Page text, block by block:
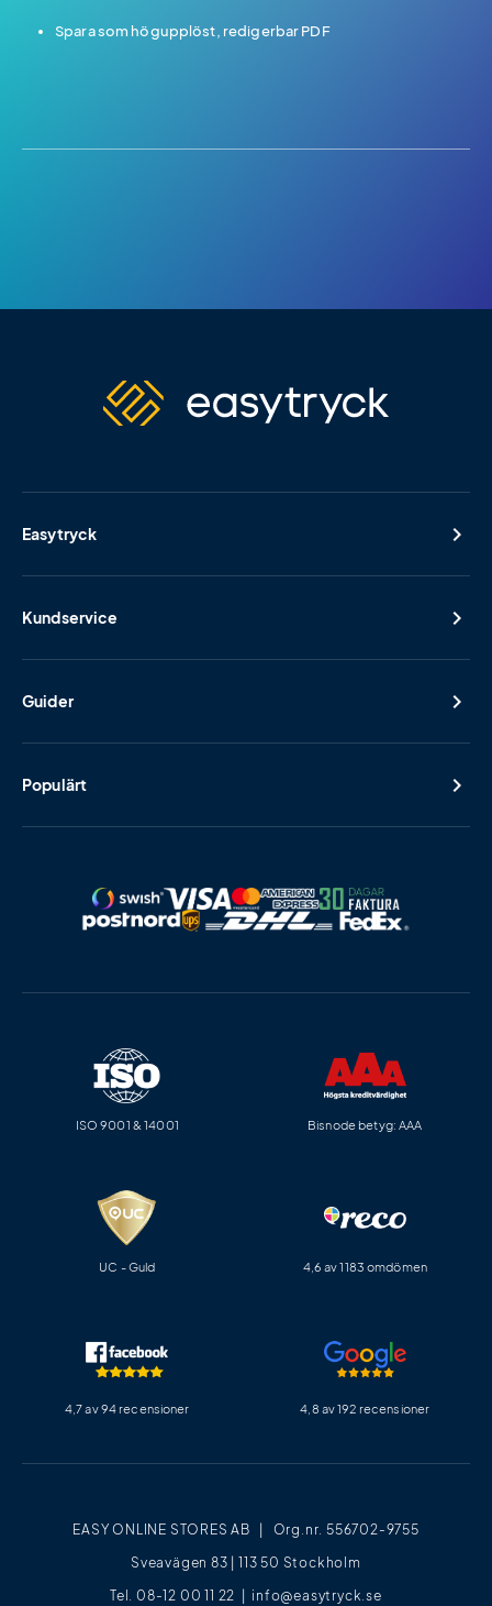
Spara som högupplöst, redigerbar PDF
Easytryck
Kundservice
Guider
Populärt
EASY ONLINE STORES AB | Org.nr. 556702-9755
Sveavägen 83 | 113 50 Stockholm
Tel. 08-12 00 11 22 | info@easytryck.se
ISO 9001 & 14001 Bisnode betyg: AAA
UC - Guld 4,6 av 1183 omdömen
4,7 av 94 recensioner 4,8 av 192 recensioner